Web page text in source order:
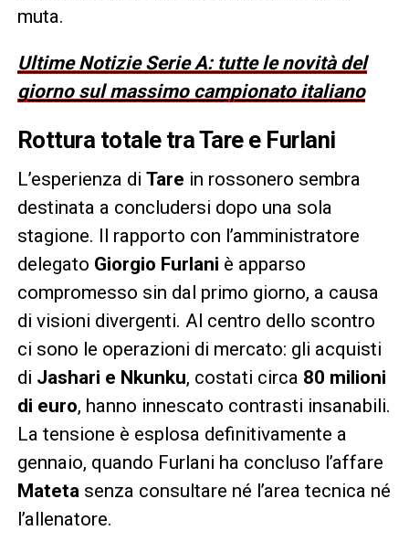
muta.
Ultime Notizie Serie A: tutte le novità del
giorno sul massimo campionato italiano
Rottura totale tra Tare e Furlani
L’esperienza di Tare in rossonero sembra
destinata a concludersi dopo una sola
stagione. Il rapporto con l’amministratore
delegato Giorgio Furlani è apparso
compromesso sin dal primo giorno, a causa
di visioni divergenti. Al centro dello scontro
ci sono le operazioni di mercato: gli acquisti
di Jashari e Nkunku, costati circa 80 milioni
di euro, hanno innescato contrasti insanabili.
La tensione è esplosa definitivamente a
gennaio, quando Furlani ha concluso l’affare
Mateta senza consultare né l’area tecnica né
l’allenatore.